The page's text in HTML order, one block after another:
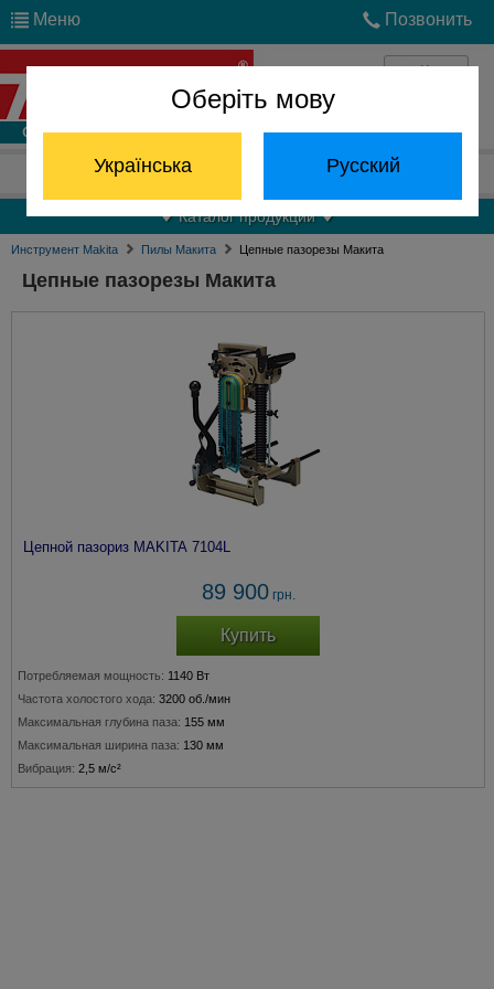
Оберіть мову
Українська Русский
Меню Позвонить
Войти
Отдел запчастей: (068) 824-24-24
Каталог продукции
Инструмент Makita Пилы Макита Цепные пазорезы Макита
Цепные пазорезы Макита
Цепной пазориз MAKITA 7104L
89 900грн.
Купить
Потребляемая мощность: 1140 Вт
Частота холостого хода: 3200 об./мин
Максимальная глубина паза: 155 мм
Максимальная ширина паза: 130 мм
Вибрация: 2,5 м/с²